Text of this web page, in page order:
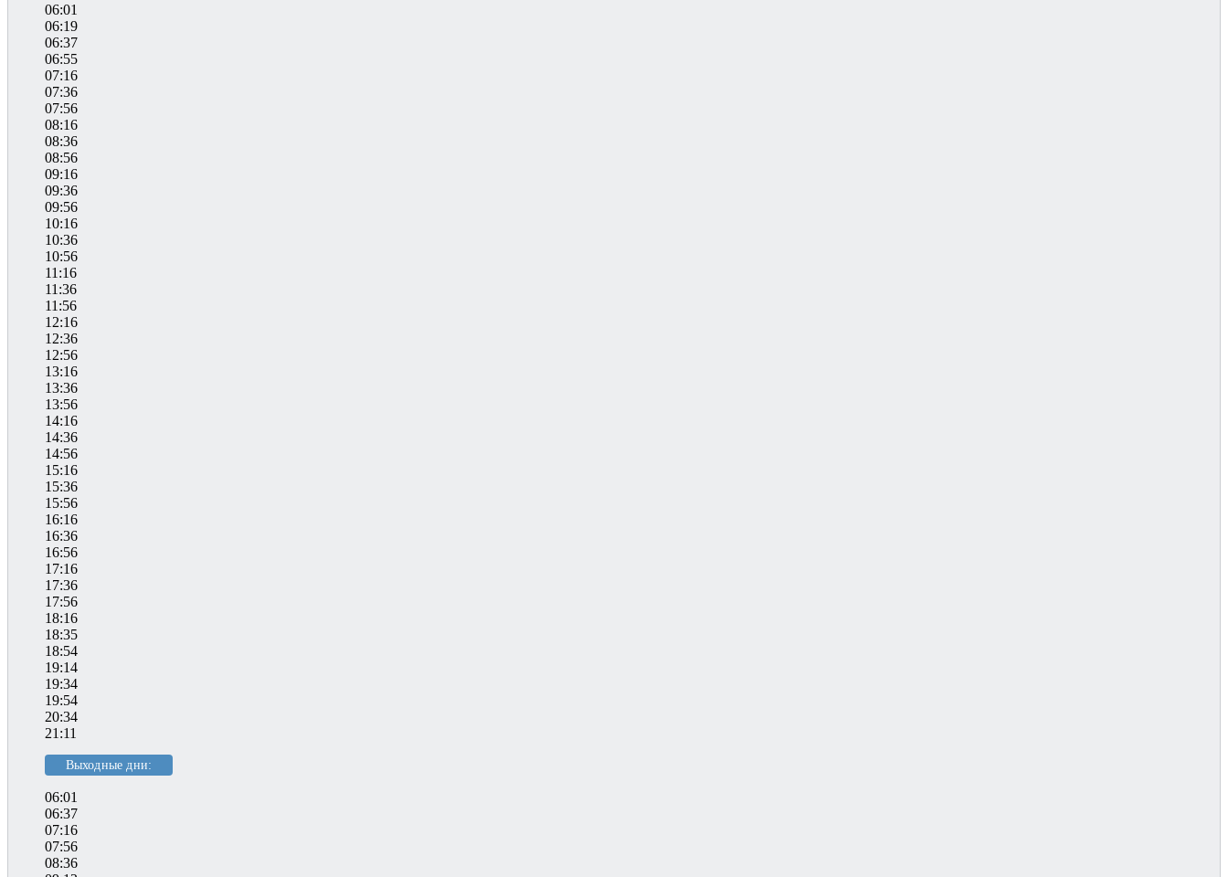
06:01
06:19
06:37
06:55
07:16
07:36
07:56
08:16
08:36
08:56
09:16
09:36
09:56
10:16
10:36
10:56
11:16
11:36
11:56
12:16
12:36
12:56
13:16
13:36
13:56
14:16
14:36
14:56
15:16
15:36
15:56
16:16
16:36
16:56
17:16
17:36
17:56
18:16
18:35
18:54
19:14
19:34
19:54
20:34
21:11
Выходные дни:
06:01
06:37
07:16
07:56
08:36